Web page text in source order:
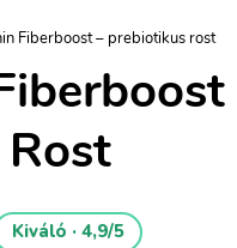
Fiberboost – prebiotikus rost
Kiváló · 4,9/5